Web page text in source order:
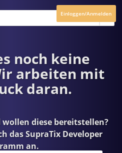
Einloggen/Anmelden
noch keine
arbeiten mit
daran.
diese bereitstellen?
dasSupraTix Developer
an.